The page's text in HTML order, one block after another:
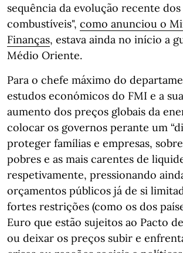
sequência da evolução recente
combustíveis", como anunciou o
Finanças, estava ainda no início a
Médio Oriente.
Para o chefe máximo do
estudos económicos do FMI e a
aumento dos preços globais da
colocar os governos perante um
proteger famílias e empresas,
pobres e as mais carentes de
respetivamente, pressionando
orçamentos públicos já de si
fortes restrições (como os dos
Euro que estão sujeitos ao Pacto
ou deixar os preços subir e